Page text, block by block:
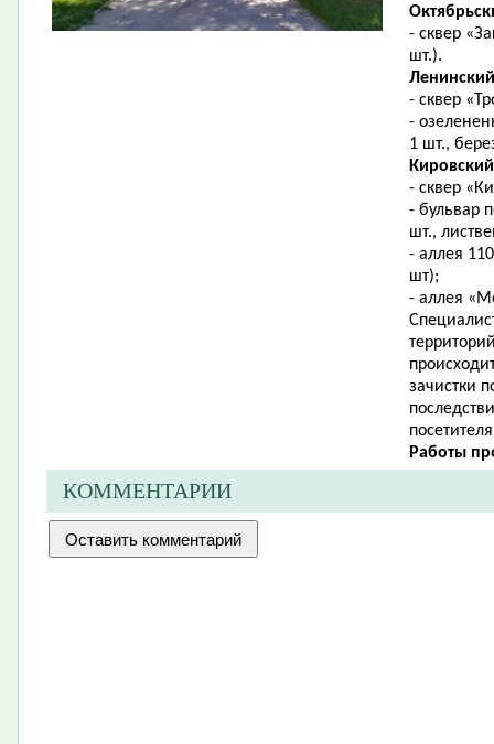
- сквер
шт.).
- сквер
-
1 шт.,
- сквер
- бульвар
шт.,
- аллея
шт);
- аллея
зачистки
Работы
КОММЕНТАРИИ